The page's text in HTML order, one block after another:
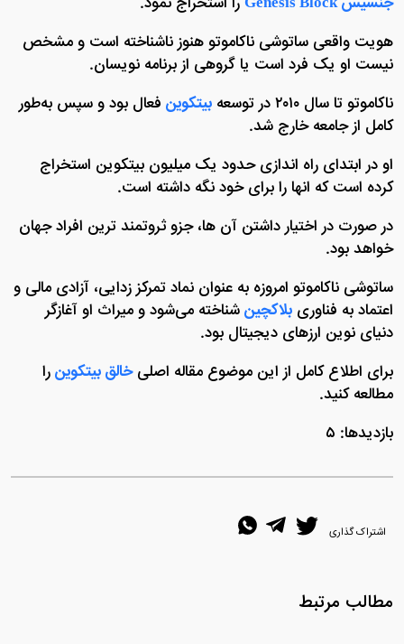
هویت واقعی ساتوشی ناکاموتو هنوز ناشناخته است و مشخص
نیست او یک فرد است یا گروهی از برنامه‌ نویسان.
ناکاموتو تا سال ۲۰۱۰ در توسعه
بیتکوین فعال بود و سپس به‌طور
کامل از جامعه خارج شد.
او در ابتدای راه‌ اندازی حدود یک میلیون بیتکوین استخراج
کرده است که انها را برای خود نگه داشته است.
در صورت در اختیار داشتن آن‌ ها، جزو ثروتمند ترین افراد جهان
خواهد بود.
ساتوشی ناکاموتو امروزه به‌ عنوان نماد تمرکز زدایی، آزادی مالی و
اعتماد به فناوری بلاکچینشناخته می‌شود و میراث او آغازگر
دنیای نوین ارزهای دیجیتال بود.
برای اطلاع کامل از این موضوع مقاله اصلیخالق بیتکوینرا
مطالعه کنید.
بازدیدها: ۵
اشتراک گذاری
مطالب مرتبط